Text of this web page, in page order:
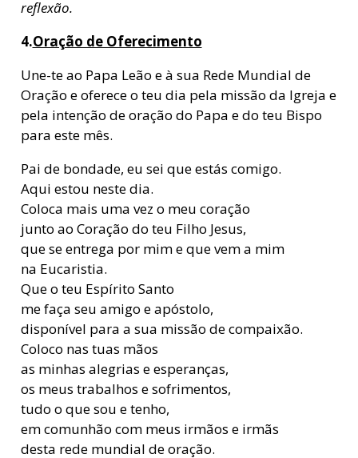
reflexão.
4.Oração de Oferecimento
Une-te ao Papa Leão e à sua Rede Mundial de
Oração e oferece o teu dia pela missão da Igreja e
pela intenção de oração do Papa e do teu Bispo
para este mês.
Pai de bondade, eu sei que estás comigo.
Aqui estou neste dia.
Coloca mais uma vez o meu coração
junto ao Coração do teu Filho Jesus,
que se entrega por mim e que vem a mim
na Eucaristia.
Que o teu Espírito Santo
me faça seu amigo e apóstolo,
disponível para a sua missão de compaixão.
Coloco nas tuas mãos
as minhas alegrias e esperanças,
os meus trabalhos e sofrimentos,
tudo o que sou e tenho,
em comunhão com meus irmãos e irmãs
desta rede mundial de oração.